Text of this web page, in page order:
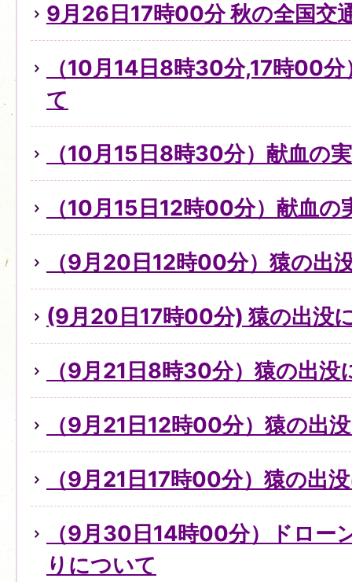
9月26日17時00分 秋の全国交
（10月14日8時30分,17時00
て
（10月15日8時30分）献血の
（10月15日12時00分）献血の
（9月20日12時00分）猿の出
(9月20日17時00分) 猿の出没
（9月21日8時30分）猿の出没
（9月21日12時00分）猿の出
（9月21日17時00分）猿の出
（9月30日14時00分）ドロー
りについて